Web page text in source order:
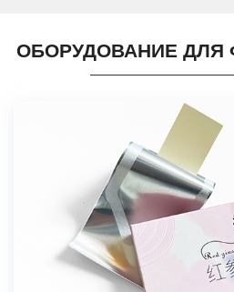
ОБОРУДОВАНИЕ ДЛЯ